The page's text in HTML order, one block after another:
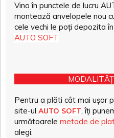
Vino în punctele de lucru
montează anvelopele nou
cele vechi le poți depozita în
AUTO SOFT
Pentru a plăti cât mai ușor
site-ul AUTO SOFT, îți
următoarele metode de
alegi: